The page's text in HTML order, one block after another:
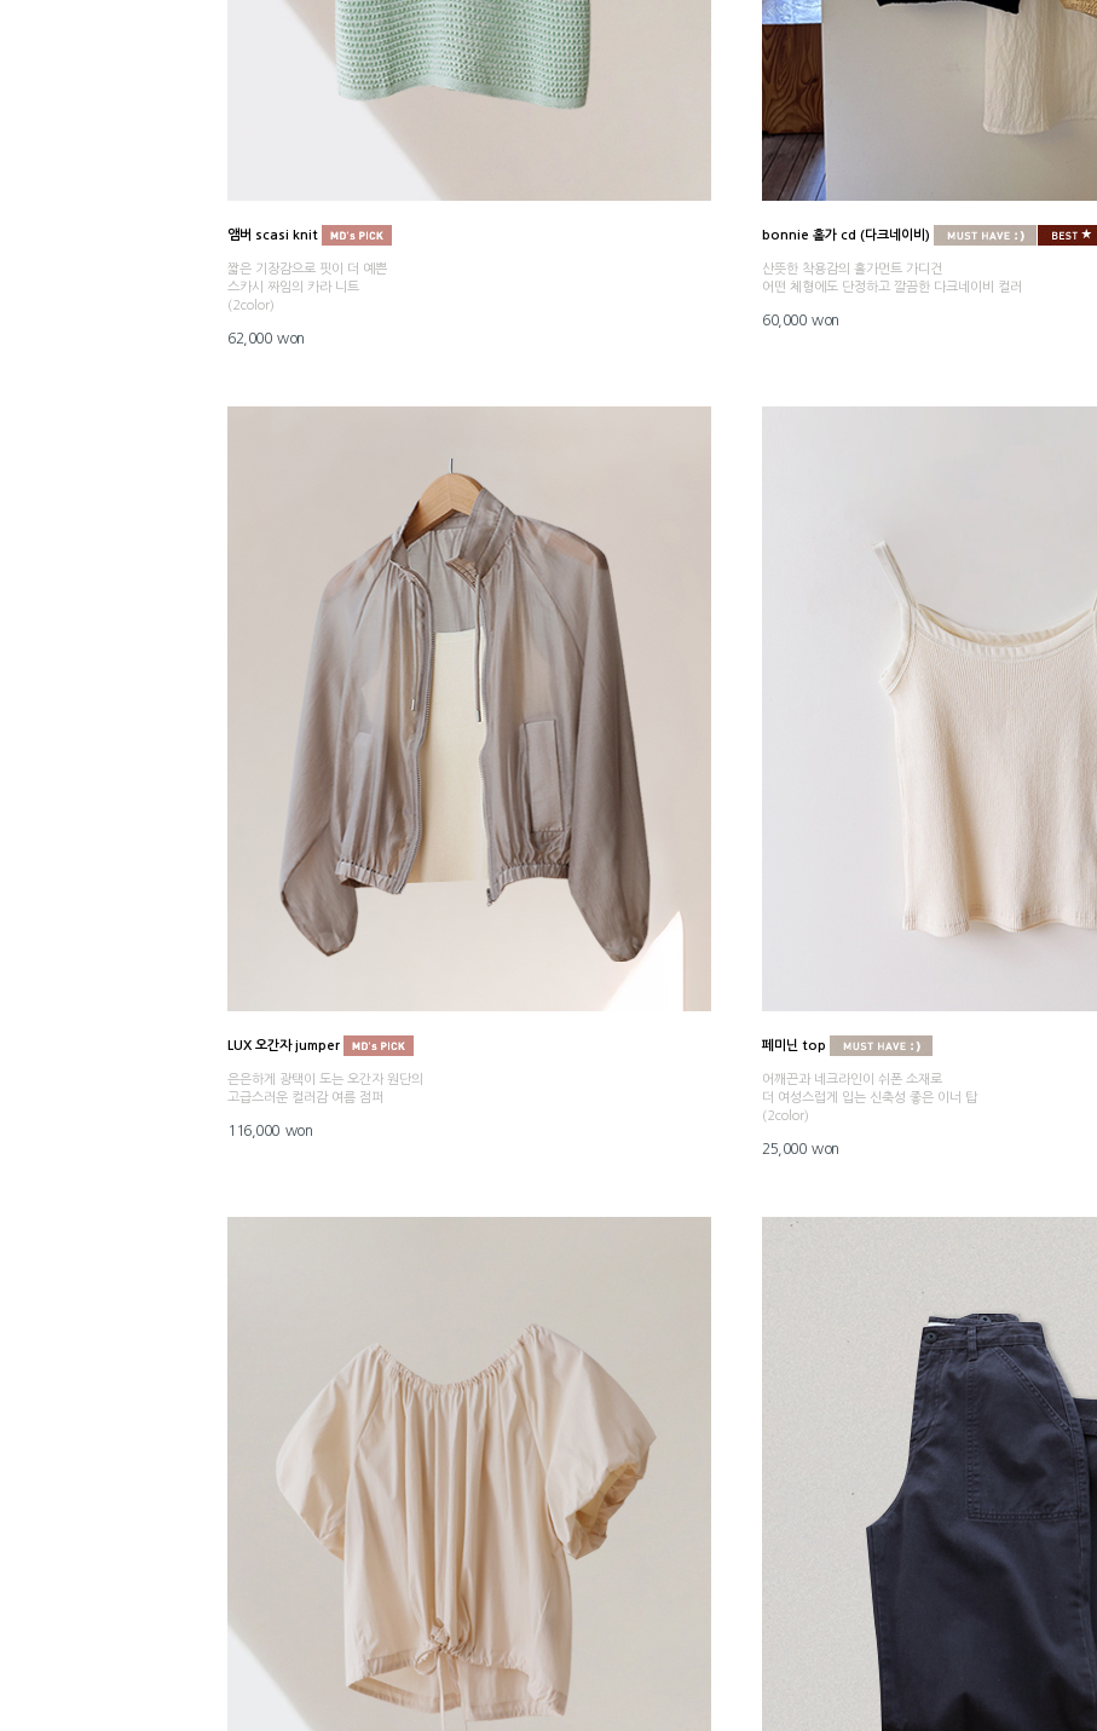
앰버 scasi knit
짧은 기장감으로 핏이 더 예쁜
스카시 짜임의 카라 니트
(2color)
62,000 won
bonnie 홀가 cd (다크네이비)
산뜻한 착용감의 홀가먼트 가디건
어떤 체형에도 단정하고 깔끔한 다크네이비 컬러
60,000 won
LUX 오간자 jumper
은은하게 광택이 도는 오간자 원단의
고급스러운 컬러감 여름 점퍼
116,000 won
페미닌 top
어깨끈과 네크라인이 쉬폰 소재로
더 여성스럽게 입는 신축성 좋은 이너 탑
(2color)
25,000 won